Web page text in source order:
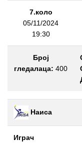
7.коло
05/11/2024
19:30
Број
гледалаца: 400
Наиса
Играч